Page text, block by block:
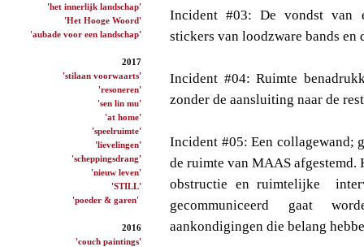
'het innerlijk landschap'
'Het Hooge Woord'
'aubade voor een landschap'
2017
'stilaan voorwaarts'
'resoneren'
'sen lin mu'
'at home'
'speelruimte'
'lievelingen'
'scheppingsdrang'
'nieuw leven'
'STILL'
'poeder & garen'
2016
'couch paintings'
Incident #03: De vondst van
stickers van loodzware bands
Incident #04: Ruimte
zonder de aansluiting naar de
Incident #05: Een collagewand;
de ruimte van MAAS
obstructie en ruimtelijke
gecommuniceerd gaat
aankondigingen die belang